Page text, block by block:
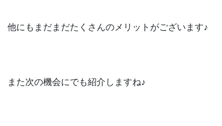
他にもまだまだたくさんのメリットがございます♪
また次の機会にでも紹介しますね♪